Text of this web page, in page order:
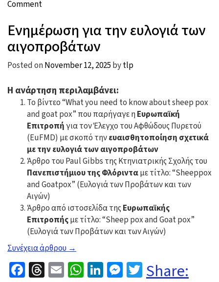
Commenton
ευλογιά
των
προβάτων.
Τι
Ενημέρωση για την ευλογιά των
αιγοπροβάτων
Posted onNovember 12, 2025 bytlp
Η ανάρτηση περιλαμβάνει:
Το βίντεο “What you need to know about sheep pox
and goat pox” που παρήγαγε ηΕυρωπαϊκή
Επιτροπήγια τον Έλεγχο του Αφθώδους Πυρετού
(EuFMD) με σκοπό τηνευαισθητοποίηση σχετικά
με την ευλογιά των αιγοπροβάτων
Άρθρο του Paul Gibbs της Κτηνιατρικής Σχολής του
Πανεπιστήμιου της Φλόρινταμε τίτλο: “Sheeppox
and Goatpox” (Ευλογιά των Προβάτων και των
Αιγών)
Άρθρο από ιστοσελίδα τηςΕυρωπαϊκής
Επιτροπήςμε τίτλο: “Sheep pox and Goat pox”
(Ευλογιά των Προβάτων και των Αιγών)
Συνέχεια άρθρου “Ενημέρωση
για
την
→
Facebook
Threads
EmailWhatsApp
LinkedIn
Messenger
Twitter
Share: